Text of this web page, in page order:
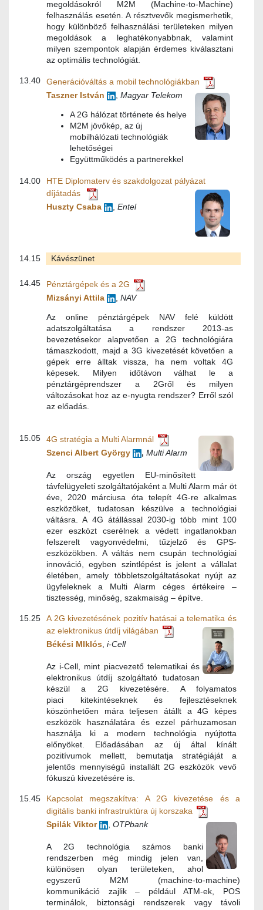
megoldásokról M2M (Machine-to-Machine)
felhasználás esetén. A résztvevők megismerhetik,
hogy különböző felhasználási területeken milyen
megoldások a leghatékonyabbnak, valamint
milyen szempontok alapján érdemes kiválasztani
az optimális technológiát.
13.40
Generációváltás a mobil technológiákban
Taszner István
, Magyar Telekom
A 2G hálózat története és helye
M2M jövőkép, az új
mobilhálózati technológiák
lehetőségei
Együttműködés a partnerekkel
14.00
HTE Diplomaterv és szakdolgozat pályázat
díjátadás
Huszty Csaba
, Entel
14.15 Kávészünet
14.45
Pénztárgépek és a 2G
Mizsányi Attila
, NAV
Az online pénztárgépek NAV felé küldött
adatszolgáltatása a rendszer 2013-as
bevezetésekor alapvetően a 2G technológiára
támaszkodott, majd a 3G kivezetését követően a
gépek erre álltak vissza, ha nem voltak 4G
képesek. Milyen időtávon válhat le a
pénztárgéprendszer a 2Gről és milyen
változásokat hoz az e-nyugta rendszer? Erről szól
az előadás.
15.05
4G stratégia a Multi Alarmnál
Szenci Albert György
, Multi Alarm
Az ország egyetlen EU-minősített
távfelügyeleti szolgáltatójaként a Multi Alarm már öt
éve, 2020 márciusa óta telepít 4G-re alkalmas
eszközöket, tudatosan készülve a technológiai
váltásra. A 4G átállással 2030-ig több mint 100
ezer eszközt cserélnek a védett ingatlanokban
felszerelt vagyonvédelmi, tűzjelző és GPS-
eszközökben. A váltás nem csupán technológiai
innováció, egyben szintlépést is jelent a vállalat
életében, amely többletszolgáltatásokat nyújt az
ügyfeleknek a Multi Alarm céges értékeire –
tisztesség, minőség, szakmaiság – építve.
15.25
A 2G kivezetésének pozitív hatásai a telematika és
az elektronikus útdíj világában
Békési MIklós, i-Cell
Az i-Cell, mint piacvezető telematikai és
elektronikus útdíj szolgáltató tudatosan
készül a 2G kivezetésére. A folyamatos
piaci kitekintéseknek és fejlesztéseknek
köszönhetően mára teljesen átállt a 4G képes
eszközök használatára és ezzel párhuzamosan
használja ki a modern technológia nyújtotta
előnyöket. Előadásában az új által kínált
pozitívumok mellett, bemutatja stratégiáját a
jelentős mennyiségű installált 2G eszközök vevő
fókuszú kivezetésére is.
15.45
Kapcsolat megszakítva: A 2G kivezetése és a
digitális banki infrastruktúra új korszaka
Spilák Viktor
, OTPbank
A 2G technológia számos banki
rendszerben még mindig jelen van,
különösen olyan területeken, ahol
egyszerű M2M (machine-to-machine)
kommunikáció zajlik – például ATM-ek, POS
terminálok, biztonsági rendszerek vagy távoli